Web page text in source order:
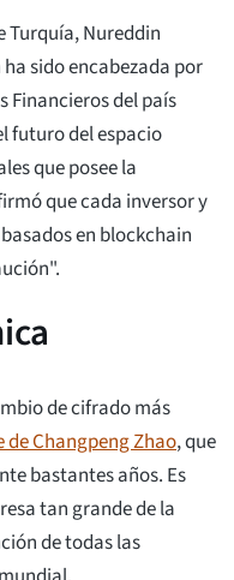
Turquía, Nureddin
sido encabezada por
Financieros del país
futuro del espacio
que posee la
que cada inversor y
en blockchain
de cifrado más
de Changpeng Zhao, que
bastantes años. Es
tan grande de la
de todas las